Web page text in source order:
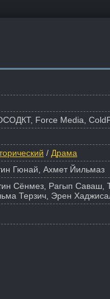
Force Media,
/ Драма
Гюнай, Ахмет Йильмаз
Сёнмез, Рагып Саваш,
Терзич, Эрен